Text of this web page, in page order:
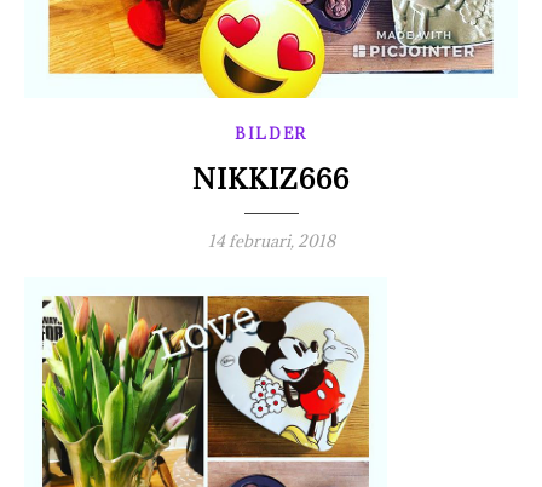
BILDER
NIKKIZ666
14 februari, 2018